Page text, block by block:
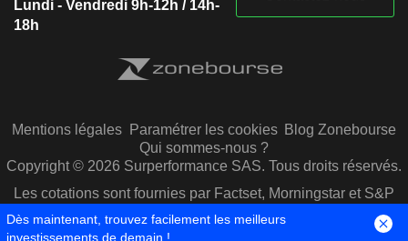
Lundi - Vendredi 9h-12h / 14h-
18h
Mentions légales Paramétrer les cookies Blog Zonebourse
Qui sommes-nous ?
Copyright © 2026 Surperformance SAS. Tous droits réservés.
Les cotations sont fournies par Factset, Morningstar et S&P
Capital IQ
Dès maintenant, trouvez facilement les meilleurs
investissements de demain !